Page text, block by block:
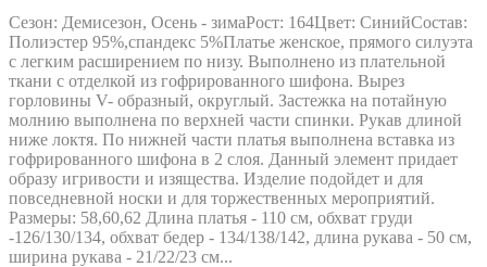
Сезон: Демисезон, Осень - зимаРост: 164Цвет: СинийСостав:
Полиэстер 95%,спандекс 5%Платье женское, прямого силуэта
с легким расширением по низу. Выполнено из плательной
ткани с отделкой из гофрированного шифона. Вырез
горловины V- образный, округлый. Застежка на потайную
молнию выполнена по верхней части спинки. Рукав длиной
ниже локтя. По нижней части платья выполнена вставка из
гофрированного шифона в 2 слоя. Данный элемент придает
образу игривости и изящества. Изделие подойдет и для
повседневной носки и для торжественных мероприятий.
Размеры: 58,60,62 Длина платья - 110 см, обхват груди
-126/130/134, обхват бедер - 134/138/142, длина рукава - 50 см,
ширина рукава - 21/22/23 см...